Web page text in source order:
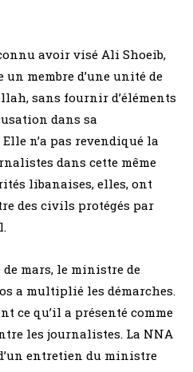
avoir visé Ali Shoeib,
un membre d’une unité de
sans fournir d’éléments
dans sa
n’a pas revendiqué la
dans cette même
libanaises, elles, ont
des civils protégés par
mars, le ministre de
a multiplié les démarches.
ce qu’il a présenté comme
les journalistes. La NNA
entretien du ministre